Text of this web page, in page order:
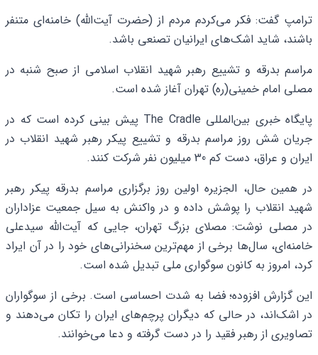
ترامپ گفت: فکر می‌کردم مردم از (حضرت آیت‌الله) خامنه‌ای متنفر
باشند، شاید اشک‌های ایرانیان تصنعی باشد.
مراسم بدرقه و تشییع رهبر شهید انقلاب اسلامی از صبح شنبه در
مصلی امام خمینی(ره) تهران آغاز شده است.
پایگاه خبری بین‌المللی The Cradle پیش بینی کرده است که در
جریان شش روز مراسم بدرقه و تشییع پیکر رهبر شهید انقلاب در
ایران و عراق، دست کم 30 میلیون نفر شرکت کنند.
در همین حال، الجزیره اولین روز برگزاری مراسم بدرقه پیکر رهبر
شهید انقلاب را پوشش داده و در واکنش به سیل جمعیت عزاداران
در مصلی نوشت: مصلای بزرگ تهران، جایی که آیت‌الله سیدعلی
خامنه‌ای، سال‌ها برخی از مهم‌ترین سخنرانی‌های خود را در آن ایراد
کرد، امروز به کانون سوگواری ملی تبدیل شده است.
این گزارش افزوده؛ فضا به شدت احساسی است. برخی از سوگواران
در اشک‌اند، در حالی که دیگران پرچم‌های ایران را تکان می‌دهند و
تصاویری از رهبر فقید را در دست گرفته و دعا می‌خوانند.